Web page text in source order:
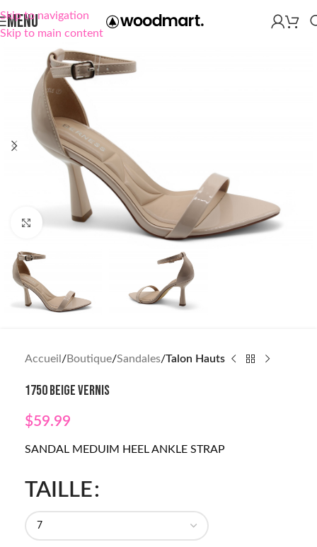
Skip to navigation
Skip to main content
MENU
Click to enlarge
Accueil Boutique Sandales Talon Hauts
1750 BEIGE VERNIS
$59.99
SANDAL MEDUIM HEEL ANKLE STRAP
TAILLE